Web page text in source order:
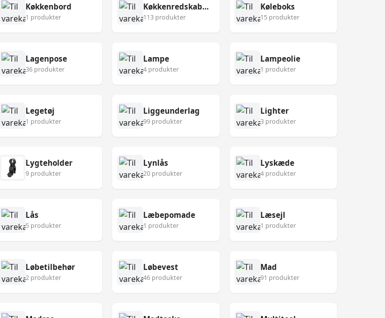
Køkkenbord
1 produkter
Køkkenredskaber
113 produkter
Køleboks
15 produkter
Lagenpose
36 produkter
Lampe
4 produkter
Lampeolie
1 produkter
Legetøj
1 produkter
Liggeunderlag
99 produkter
Lighter
3 produkter
Lygteholder
9 produkter
Lynlås
20 produkter
Lyskæde
4 produkter
Lås
5 produkter
Læbepomade
1 produkter
Læsejl
1 produkter
Løbetilbehør
2 produkter
Løbevest
46 produkter
Mad
91 produkter